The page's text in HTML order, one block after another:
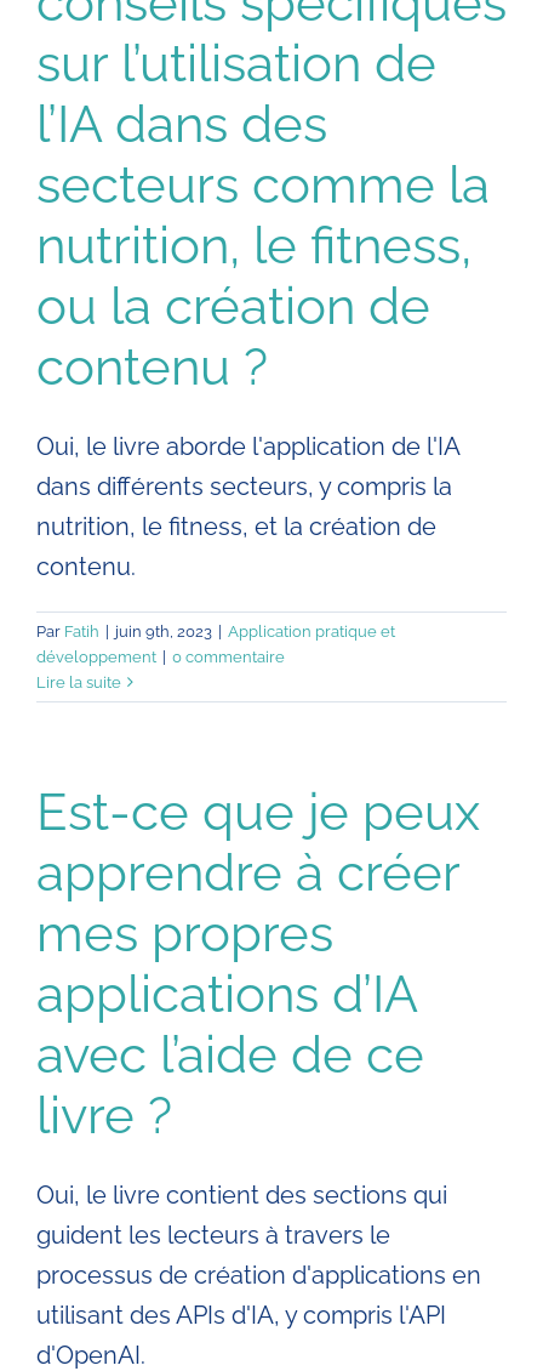
Entreprises
Automatisation IA
Livres
Blog
Contact
Devenir formateur
sur l’utilisation de
l’IA dans des
secteurs comme la
nutrition, le fitness,
ou la création de
contenu ?
Oui, le livre aborde l'application de l'IA
dans différents secteurs, y compris la
nutrition, le fitness, et la création de
contenu.
Par Fatih | juin 9th, 2023 | Application pratique et
développement | 0 commentaire
Lire la suite
Est-ce que je peux
apprendre à créer
mes propres
applications d’IA
avec l’aide de ce
livre ?
Oui, le livre contient des sections qui
guident les lecteurs à travers le
processus de création d'applications en
utilisant des APIs d'IA, y compris l'API
d'OpenAI.